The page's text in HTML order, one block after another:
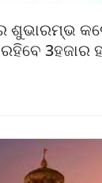
ଶୁଭାରମ୍ଭ
3ହଜାର